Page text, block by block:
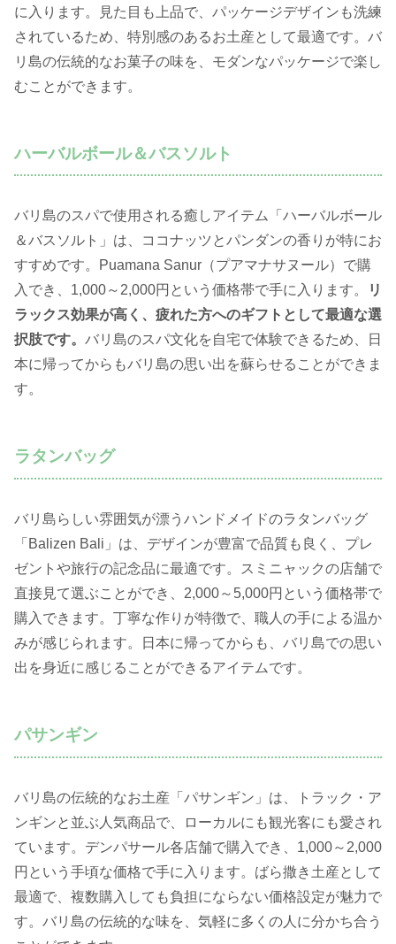
に入ります。見た目も上品で、パッケージデザインも洗練
されているため、特別感のあるお土産として最適です。バ
リ島の伝統的なお菓子の味を、モダンなパッケージで楽し
むことができます。
ハーバルボール＆バスソルト
バリ島のスパで使用される癒しアイテム「ハーバルボール
＆バスソルト」は、ココナッツとパンダンの香りが特にお
すすめです。Puamana Sanur（プアマナサヌール）で購
入でき、1,000～2,000円という価格帯で手に入ります。
リ
ラックス効果が高く、疲れた方へのギフトとして最適な選
択肢です。 バリ島のスパ文化を自宅で体験できるため、日
本に帰ってからもバリ島の思い出を蘇らせることができま
す。
ラタンバッグ
バリ島らしい雰囲気が漂うハンドメイドのラタンバッグ
「Balizen Bali」は、デザインが豊富で品質も良く、プレ
ゼントや旅行の記念品に最適です。スミニャックの店舗で
直接見て選ぶことができ、2,000～5,000円という価格帯で
購入できます。丁寧な作りが特徴で、職人の手による温か
みが感じられます。日本に帰ってからも、バリ島での思い
出を身近に感じることができるアイテムです。
パサンギン
バリ島の伝統的なお土産「パサンギン」は、トラック・ア
ンギンと並ぶ人気商品で、ローカルにも観光客にも愛され
ています。デンパサール各店舗で購入でき、1,000～2,000
円という手頃な価格で手に入ります。ばら撒き土産として
最適で、複数購入しても負担にならない価格設定が魅力で
す。バリ島の伝統的な味を、気軽に多くの人に分かち合う